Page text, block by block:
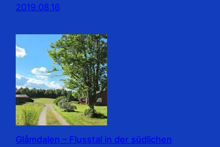
2019.08.16
Glåmdalen – Flusstal in der südlichen